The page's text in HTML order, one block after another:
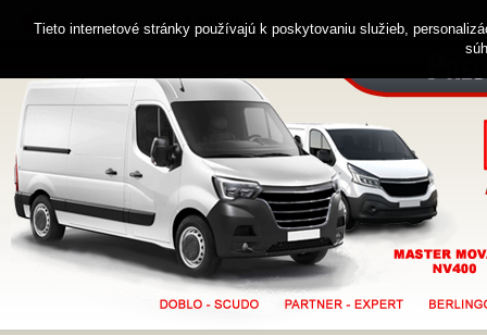
Zákaznícka linka 0914 238 482
Tieto internetové stránky používajú k poskytovaniu služieb,